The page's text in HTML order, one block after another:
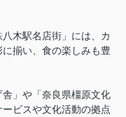
木駅名店街」には、カ
揃い、食の楽しみも豊
」や「奈良県橿原文化
ビスや文化活動の拠点